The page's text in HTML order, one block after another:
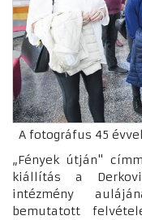
A fotográfus 45
„Fények útján"
kiállítás a
intézmény
bemutatott